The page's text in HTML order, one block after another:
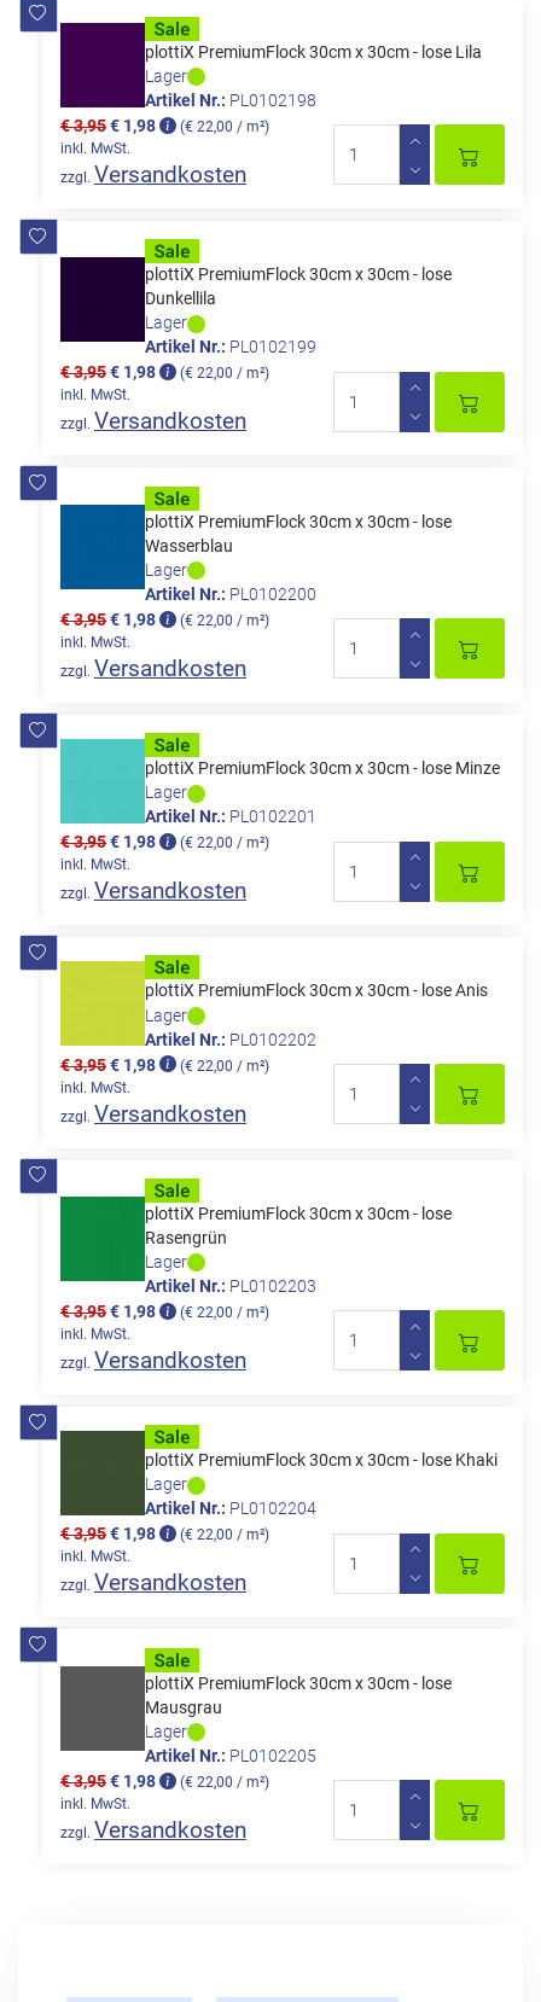
plottiX PremiumFlock 30cm x 30cm - lose Lila
Lager
Artikel Nr.: PL0102198
€ 3,95€ 1,98
(€ 22,00 / m²)
inkl. MwSt.
zzgl. Versandkosten
plottiX PremiumFlock 30cm x 30cm - lose
Dunkellila
Lager
Artikel Nr.: PL0102199
€ 3,95€ 1,98
(€ 22,00 / m²)
inkl. MwSt.
zzgl. Versandkosten
plottiX PremiumFlock 30cm x 30cm - lose
Wasserblau
Lager
Artikel Nr.: PL0102200
€ 3,95€ 1,98
(€ 22,00 / m²)
inkl. MwSt.
zzgl. Versandkosten
plottiX PremiumFlock 30cm x 30cm - lose Minze
Lager
Artikel Nr.: PL0102201
€ 3,95€ 1,98
(€ 22,00 / m²)
inkl. MwSt.
zzgl. Versandkosten
plottiX PremiumFlock 30cm x 30cm - lose Anis
Lager
Artikel Nr.: PL0102202
€ 3,95€ 1,98
(€ 22,00 / m²)
inkl. MwSt.
zzgl. Versandkosten
plottiX PremiumFlock 30cm x 30cm - lose
Rasengrün
Lager
Artikel Nr.: PL0102203
€ 3,95€ 1,98
(€ 22,00 / m²)
inkl. MwSt.
zzgl. Versandkosten
plottiX PremiumFlock 30cm x 30cm - lose Khaki
Lager
Artikel Nr.: PL0102204
€ 3,95€ 1,98
(€ 22,00 / m²)
inkl. MwSt.
zzgl. Versandkosten
plottiX PremiumFlock 30cm x 30cm - lose
Mausgrau
Lager
Artikel Nr.: PL0102205
€ 3,95€ 1,98
(€ 22,00 / m²)
inkl. MwSt.
zzgl. Versandkosten